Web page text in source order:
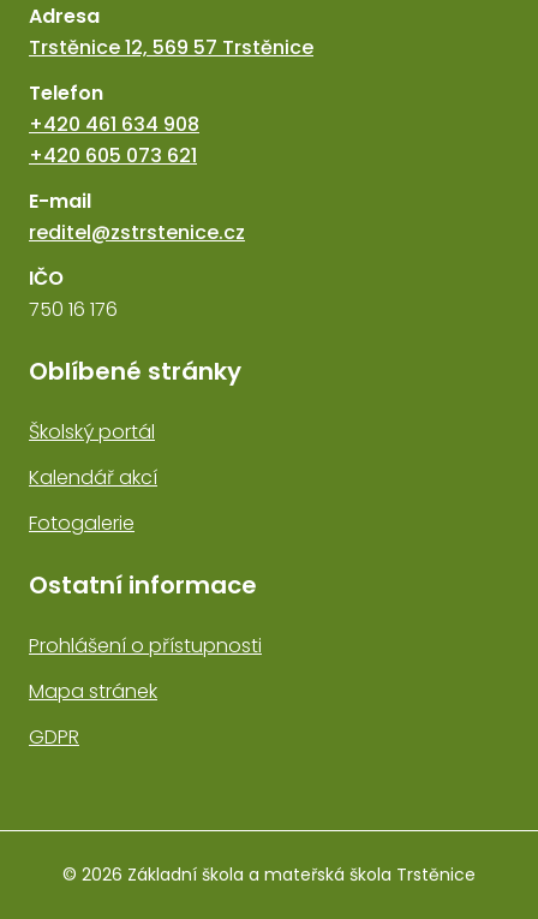
Adresa
Trstěnice 12, 569 57 Trstěnice
Telefon
+420 461 634 908
+420 605 073 621
E-mail
reditel@zstrstenice.cz
IČO
750 16 176
Oblíbené stránky
Školský portál
Kalendář akcí
Fotogalerie
Ostatní informace
Prohlášení o přístupnosti
Mapa stránek
GDPR
© 2026 Základní škola a mateřská škola Trstěnice